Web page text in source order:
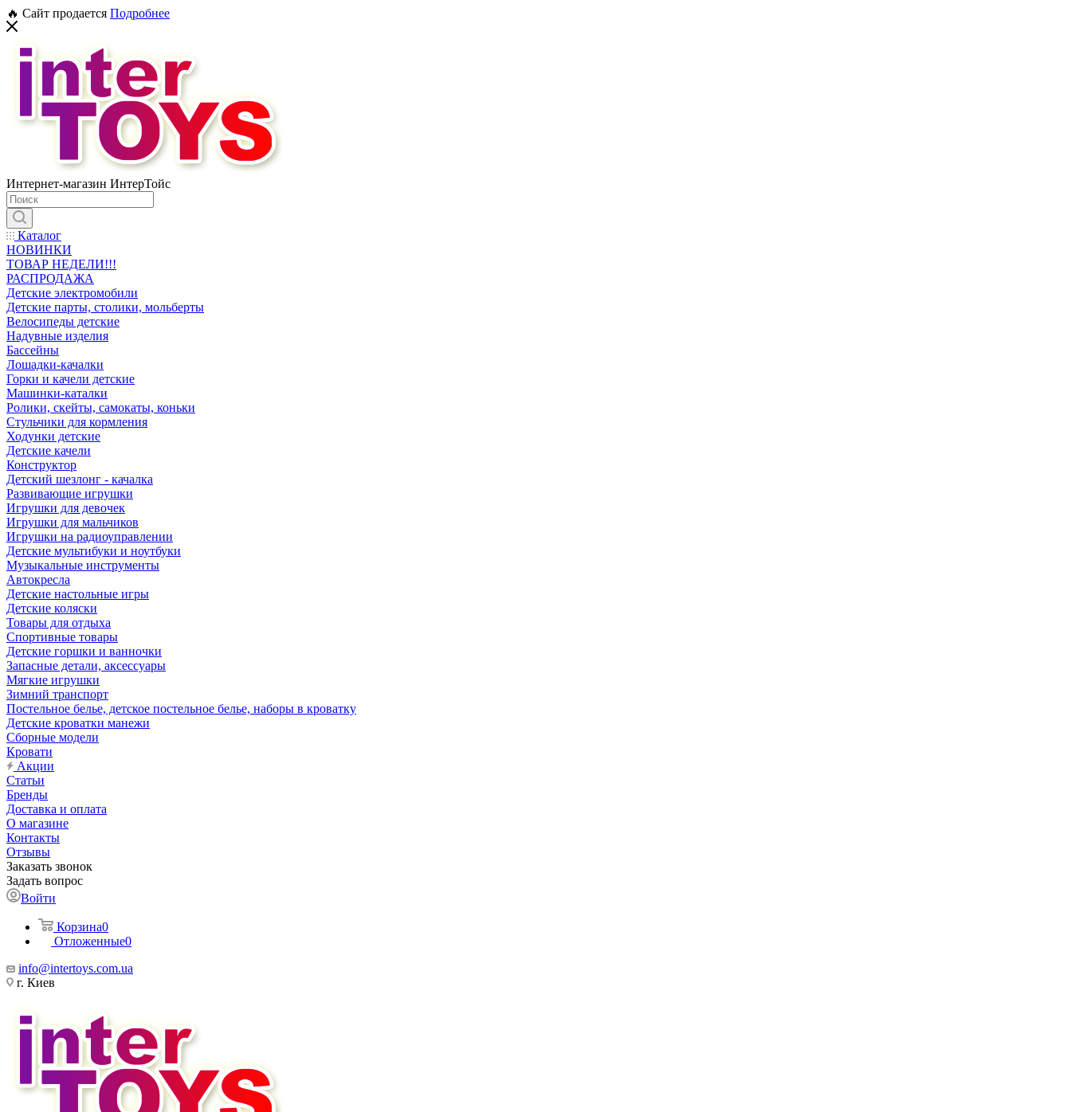
🔥 Сайт продается Подробнее
Интернет-магазин ИнтерТойс
Каталог
НОВИНКИ
ТОВАР НЕДЕЛИ!!!
РАСПРОДАЖА
Детские электромобили
Детские парты, столики, мольберты
Велосипеды детские
Надувные изделия
Бассейны
Лошадки-качалки
Горки и качели детские
Машинки-каталки
Ролики, скейты, самокаты, коньки
Стульчики для кормления
Ходунки детские
Детские качели
Конструктор
Детский шезлонг - качалка
Развивающие игрушки
Игрушки для девочек
Игрушки для мальчиков
Игрушки на радиоуправлении
Детские мультибуки и ноутбуки
Музыкальные инструменты
Автокресла
Детские настольные игры
Детские коляски
Товары для отдыха
Спортивные товары
Детские горшки и ванночки
Запасные детали, аксессуары
Мягкие игрушки
Зимний транспорт
Постельное белье, детское постельное белье, наборы в кроватку
Детские кроватки манежи
Сборные модели
Кровати
Акции
Статьи
Бренды
Доставка и оплата
О магазине
Контакты
Отзывы
Заказать звонок
Задать вопрос
Войти
Корзина0
Отложенные0
info@intertoys.com.ua
г. Киев